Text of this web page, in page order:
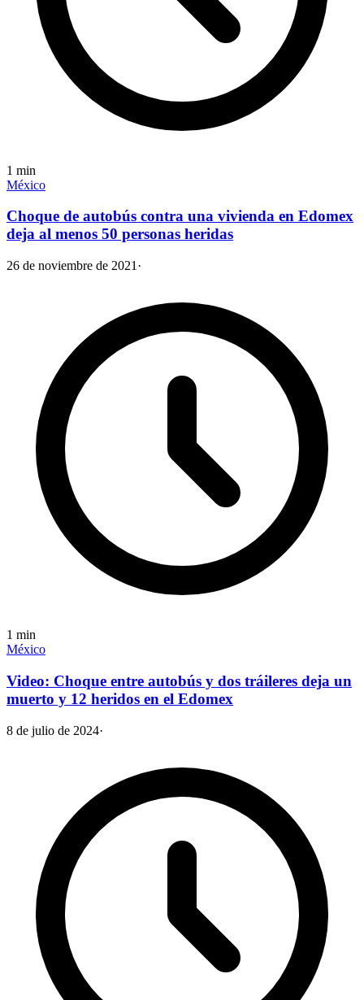
1 min
México
Choque de autobús contra una vivienda en Edomex
deja al menos 50 personas heridas
26 de noviembre de 2021 ·
1 min
México
Video: Choque entre autobús y dos tráileres deja un
muerto y 12 heridos en el Edomex
8 de julio de 2024·